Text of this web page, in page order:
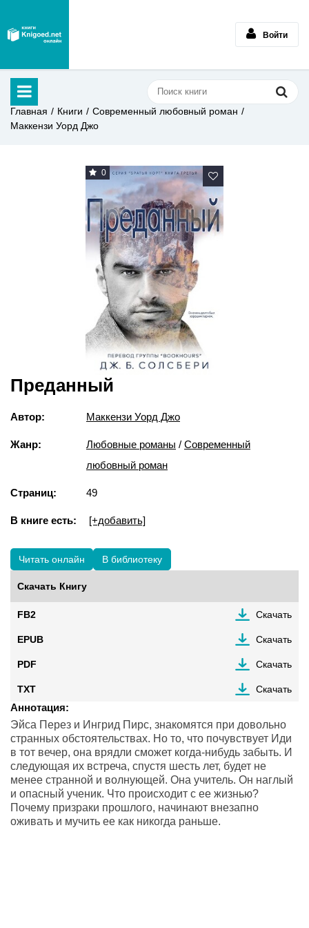
Войти
Главная Книги
Современный любовный роман
Маккензи Уорд Джо
0
Преданный
Автор: Маккензи Уорд Джо
Жанр: Любовные романы / Современный
любовный роман
Страниц: 49
В книге есть: [+добавить]
Читать онлайн В библиотеку
Скачать Книгу
FB2 Скачать
EPUB Скачать
PDF Скачать
TXT Скачать
Аннотация:
Эйса Перез и Ингрид Пирс, знакомятся при довольно
странных обстоятельствах. Но то, что почувствует Иди
в тот вечер, она врядли сможет когда-нибудь забыть. И
следующая их встреча, спустя шесть лет, будет не
менее странной и волнующей. Она учитель. Он наглый
и опасный ученик. Что происходит с ее жизнью?
Почему призраки прошлого, начинают внезапно
оживать и мучить ее как никогда раньше.